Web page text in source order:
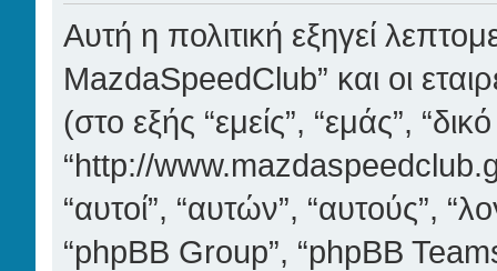
Αυτή η πολιτική εξηγεί
MazdaSpeedClub” και οι
(στο εξής “εμείς”, “εμάς”,
“http://
“αυτοί”, “αυτών”, “αυτούς”,
“phpBB Group”, “phpBB